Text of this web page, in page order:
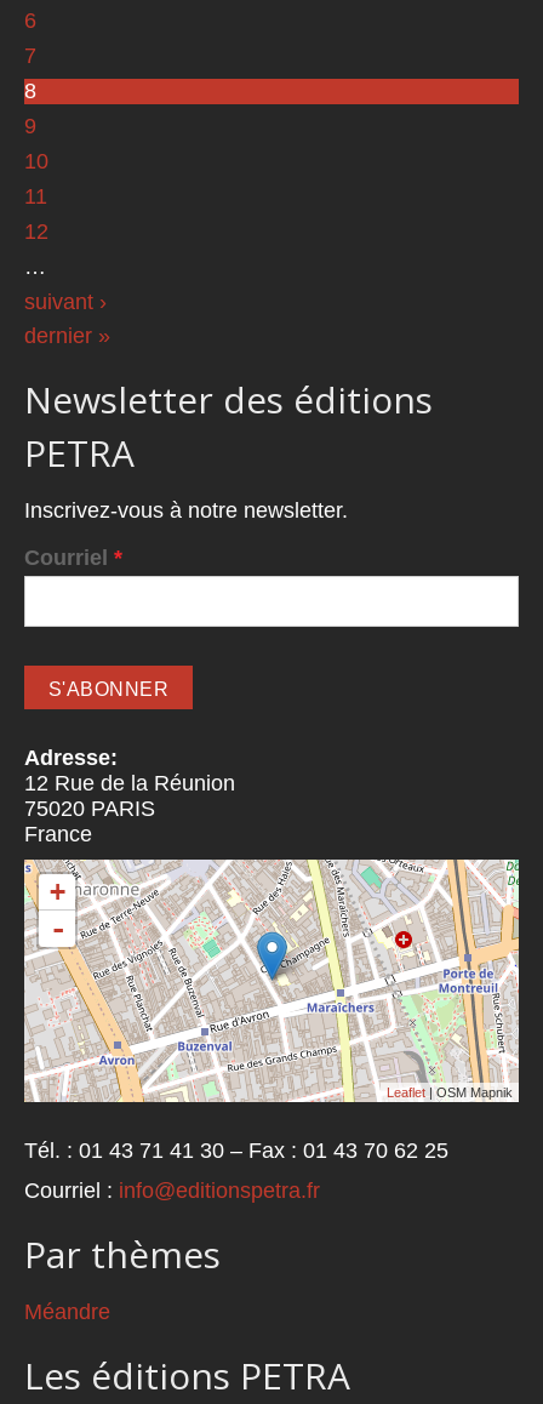
6
7
8
9
10
11
12
…
suivant ›
dernier »
Newsletter des éditions
PETRA
Inscrivez-vous à notre newsletter.
Courriel *
Adresse:
12 Rue de la Réunion
75020 PARIS
France
+
-
Leaflet | OSM Mapnik
Tél. : 01 43 71 41 30 – Fax : 01 43 70 62 25
Courriel : info@editionspetra.fr
Par thèmes
Méandre
Les éditions PETRA